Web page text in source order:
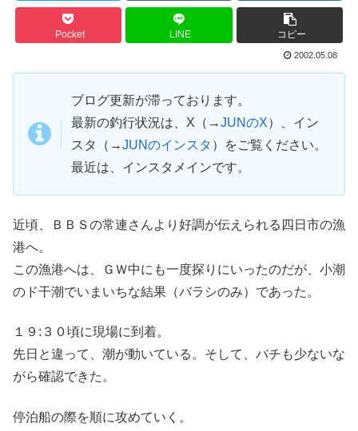
Pocket LINE コピー
2002.05.08
ブログ更新が滞っております。
最新の釣行状況は、X（→JUNのX）、イン
スタ（→JUNのインスタ ）をご覧ください。
最近は、インスタメインです。
近頃、ＢＢＳの常連さんより好調が伝えられる四日市の漁
港へ。
この漁港へは、ＧＷ中にも一度探りにいったのだが、小潮
のド干潮でいまいちな結果（バラシのみ）であった。
１９:３０頃に現場に到着。
先日と違って、潮が動いている。そして、バチも少ないな
がら確認できた。
停泊船の際を順に攻めていく。